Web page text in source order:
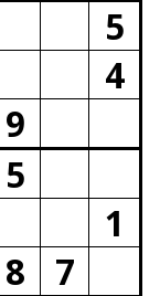
5
4
9
5
1
8 7